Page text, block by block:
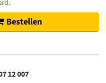
Bestellen
12 007